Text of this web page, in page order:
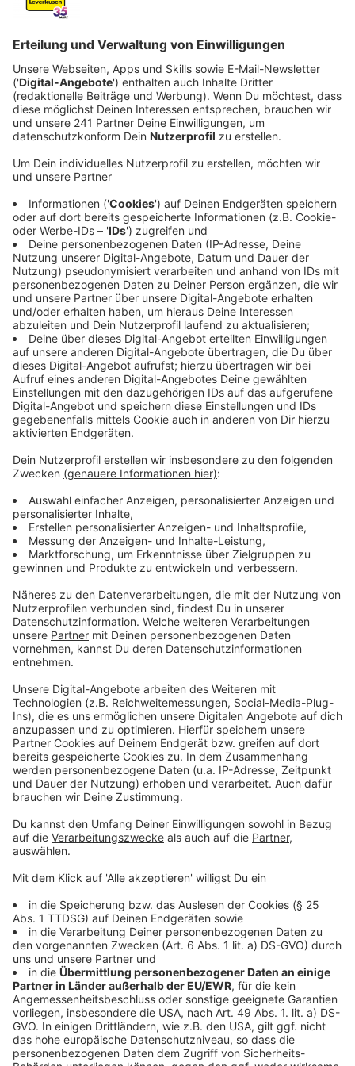
Überblick über alle wichtigen Termine
Veröffentlicht:Mittwoch, 10.01.2024 11:21
Anzeige
Vor einer Weltrekordkulisse von 53 000 Zuschauern
starten Deutschlands Handballer im Düsseldorfer
Fußballstadion in die Europameisterschaft im eigenen
Land. Zum Auftakt der Heim-EM (10. bis 28. Januar)
trifft die Auswahl des Deutschen Handballbundes am
Mittwoch (10.01.,20.45 Uhr/ZDF und Dyn) auf die
Schweiz. Die Mannschaft von Bundestrainer Alfred
Gislason geht als Favorit in die Partie gegen die
Eidgenossen, die mit dem ehemaligen Bundesliga-Star
Andy Schmid auflaufen. Weitere Vorrundengegner des
DHB-Teams, das bei der EM vom Halbfinale träumt,
sind Nordmazedonien und Rekord-Weltmeister
Frankreich.
Anzeige
Der Spielplan der Deutschen
Nationalmannschaft:
Anzeige
Vorrunde:
10. Januar 2024 (20:45 Uhr)Deutschland- Schweiz in
der Merkur Spiel-Arena, Düsseldorf
14. Januar 2024 (20:30 Uhr) Nordmazedonien -
Deutschland
16. Januar 2024 (20:30 Uhr) Frankreich -Deutschland
in der Mercedes-Benz-Arena, Berlin
Anzeige
Falls es nach der Vorrunde für die deutsche
Nationalmannschaft weitergeht, spielt sie die
Hauptrunde in in Köln in der Lanxess Arena vom 18. bis
24. Januar. Auch mögliche weitere Spiele würden dann
in Köln stattfinden. (26. bis 28. Januar)
Alle Spiele ohne deutsche Beteiligung werden im
Stream (kostenpflichtig) übertragen. Die Spiele mit
der DHB-Mannschaft laufen bei ARD bzw. ZDF.
Anzeige